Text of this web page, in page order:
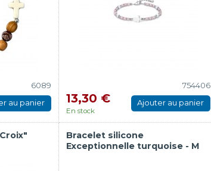
6089
au panier
754406
13,30 €
En stock
Ajouter au panier
Bracelet silicone
Exceptionnelle turquoise - M